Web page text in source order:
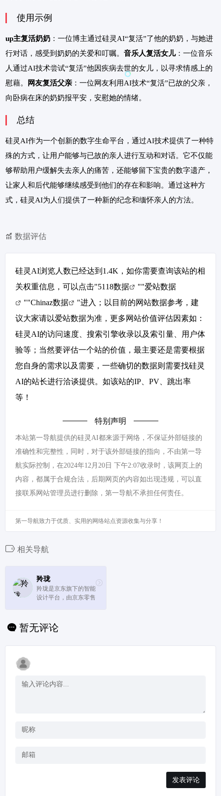
使用示例
up主复活奶奶 ：一位博主通过硅灵AI“复活”了他的奶奶，与她进
行对话，感受到奶奶的关爱和叮嘱。 音乐人复活女儿：一位音乐
人通过AI技术尝试“复活”他因疾病去世的女儿，以寻求情感上的
慰藉。
网友复活父亲 ：一位网友利用AI技术“复活”已故的父亲，
向卧病在床的奶奶报平安，安慰她的情绪。
总结
硅灵AI作为一个创新的数字生命平台，通过AI技术提供了一种特
殊的方式，让用户能够与已故的亲人进行互动和对话。它不仅能
够帮助用户缓解失去亲人的痛苦，还能够留下宝贵的数字遗产，
让家人和后代能够继续感受到他们的存在和影响。通过这种方
式，硅灵AI为人们提供了一种新的纪念和缅怀亲人的方法。
数据评估
硅灵AI浏览人数已经达到1.4K，如你需要查询该站的相
关权重信息，可以点击"5118数据 ""爱站数据
""Chinaz数据
"进入；以目前的网站数据参考，建
议大家请以爱站数据为准，更多网站价值评估因素如：
硅灵AI的访问速度、搜索引擎收录以及索引量、用户体
验等；当然要评估一个站的价值，最主要还是需要根据
您自身的需求以及需要，一些确切的数据则需要找硅灵
AI的站长进行洽谈提供。如该站的IP、PV、跳出率
等！
特别声明
本站第一导航提供的硅灵AI都来源于网络，不保证外部链接的
准确性和完整性，同时，对于该外部链接的指向，不由第一导
航实际控制，在2024年12月20日 下午2:07收录时，该网页上的
内容，都属于合规合法，后期网页的内容如出现违规，可以直
接联系网站管理员进行删除，第一导航不承担任何责任。
第一导航致力于优质、实用的网络站点资源收集与分享！
相关导航
羚珑
羚珑是京东旗下的智能
设计平台，由京东零售
商家及企业在运营过程
中的设计效率、品质、
暂无评论
发表评论